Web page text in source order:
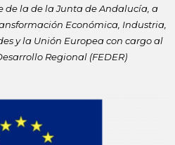
de la de la Junta de Andalucía, a
Económica, Industria,
y la Unión Europea con cargo al
Regional (FEDER)